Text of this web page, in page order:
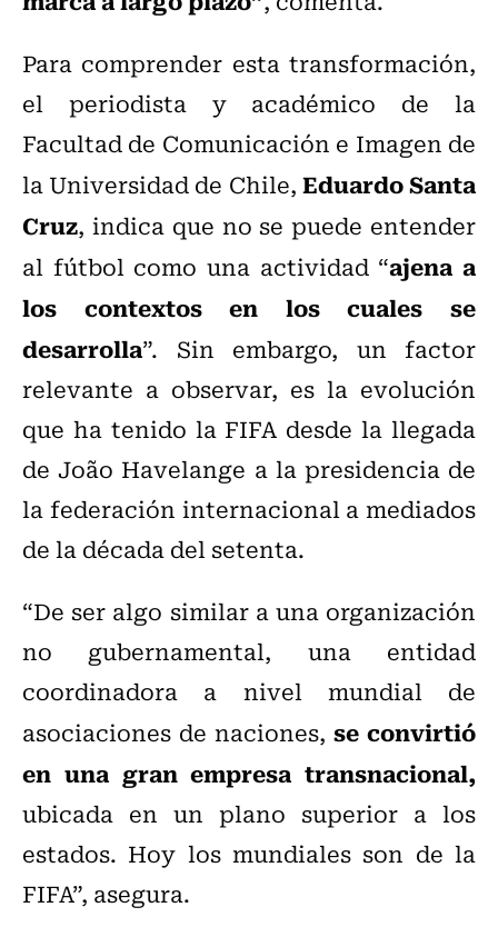
Para comprender esta transformación,
el periodista y académico de la
Facultad de Comunicación e Imagen de
la Universidad de Chile,Eduardo Santa
Cruz, indica que no se puede entender
al fútbol como una actividad “ajena a
los contextos en los cuales se
desarrolla”. Sin embargo, un factor
relevante a observar, es la evolución
que ha tenido la FIFA desde la llegada
de João Havelange a la presidencia de
la federación internacional a mediados
de la década del setenta.
“De ser algo similar a una organización
no gubernamental, una entidad
coordinadora a nivel mundial de
asociaciones de naciones, se convirtió
en una gran empresa transnacional,
ubicada en un plano superior a los
estados. Hoy los mundiales son de la
FIFA”, asegura.